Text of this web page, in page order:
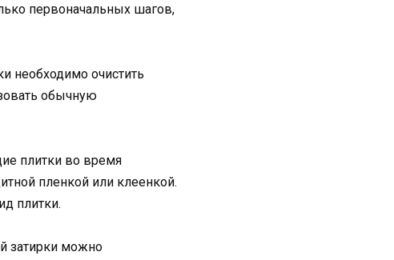
первоначальных шагов,
необходимо очистить
обычную
плитки во время
пленкой или клеенкой.
плитки.
затирки можно